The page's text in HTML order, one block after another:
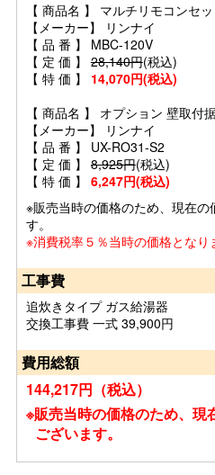
【 商品名 】 マルチリモコンセッ
【メーカー】 リンナイ
【 品 番 】 MBC-120V
【 定 価 】 28,140円(税込)
【 特 価 】 14,070円(税込)
【 商品名 】 オプション 壁取付
【メーカー】 リンナイ
【 品 番 】 UX-RO31-S2
【 定 価 】 8,925円(税込)
【 特 価 】 6,247円(税込)
※販売当時の価格のため、現在の
す。
※消費税率５％当時の価格となり
工事費
追炊きタイプ ガス給湯器
交換工事費 一式 39,900円
費用総額
144,217円（税込）
※販売当時の価格のため、現
ございます。